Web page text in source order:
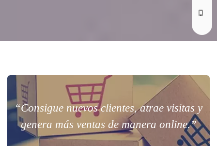
“Consigue nuevos clientes, atrae visitas y
genera más ventas de manera online.”